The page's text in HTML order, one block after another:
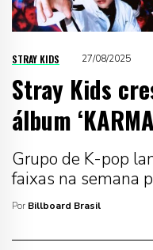
STRAY KIDS 27/08/2025
Stray Kids
álbum
Grupo de K-pop
faixas na semana
Por Billboard Brasil